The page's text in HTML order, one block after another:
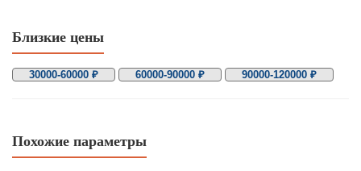
Близкие цены
30000-60000 ₽ 60000-90000 ₽ 90000-120000 ₽
Похожие параметры